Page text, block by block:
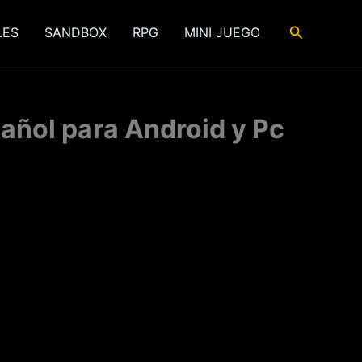
SANDBOX RPG MINI JUEGO Buscar
para Android y Pc